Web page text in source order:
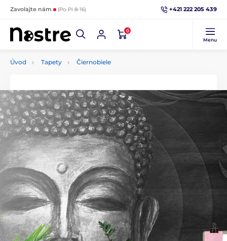
Zavolajte nám (Po-Pi 8-16) +421 222 205 439
0
Menu
Úvod Tapety Čiernobiele